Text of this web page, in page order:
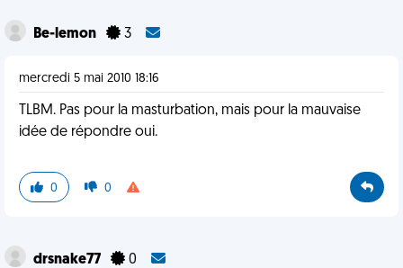
Be-lemon 3
mercredi 5 mai 2010 18:16
TLBM. Pas pour la masturbation, mais pour la mauvaise
idée de répondre oui.
0 0
drsnake77 0